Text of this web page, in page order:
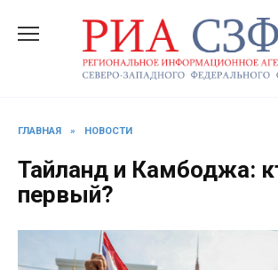
содержанию
ГЛАВНАЯ » НОВОСТИ
Тайланд и Камбоджа:
первый?